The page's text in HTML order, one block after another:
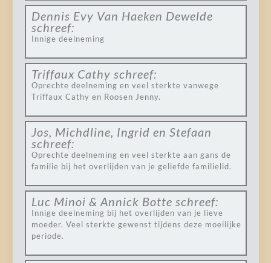
Dennis Evy Van Haeken Dewelde
schreef:
Innige deelneming
Triffaux Cathy schreef:
Oprechte deelneming en veel sterkte vanwege
Triffaux Cathy en Roosen Jenny.
Jos, Michdline, Ingrid en Stefaan
schreef:
Oprechte deelneming en veel sterkte aan gans de
familie bij het overlijden van je geliefde familielid.
Luc Minoi & Annick Botte schreef:
Innige deelneming bij het overlijden van je lieve
moeder. Veel sterkte gewenst tijdens deze moeilijke
periode.